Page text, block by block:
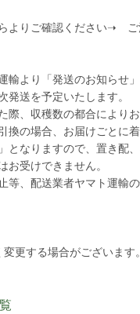
よりご確認ください➝
より「発送のお知らせ
送を予定いたします。
際、収穫数の都合により
換の場合、お届けごとに着
となりますので、置き配
お受けできません。
等、配送業者ヤマト運輸の
更する場合がございます。